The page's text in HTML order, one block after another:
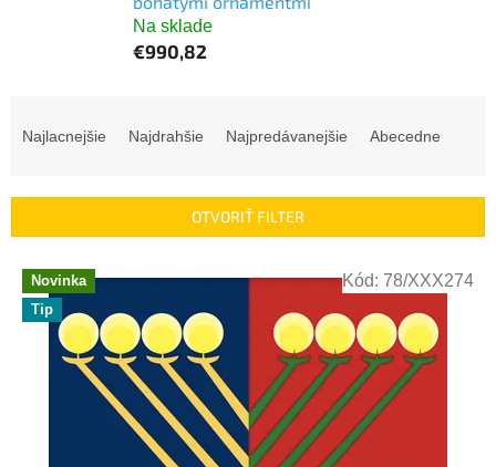
Na sklade
€990,82
n
Najlacnejšie Najdrahšie Najpredávanejšie Abecedne
OTVORIŤ FILTER
V
p
Novinka
Tip
Kód: 78/XXX274